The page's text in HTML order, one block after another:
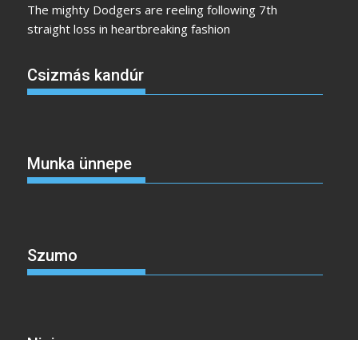
The mighty Dodgers are reeling following 7th
straight loss in heartbreaking fashion
Csizmás kandúr
Munka ünnepe
Szumo